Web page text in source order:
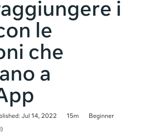
i
le
che
a
Jul 14, 2022 15m
Beginner